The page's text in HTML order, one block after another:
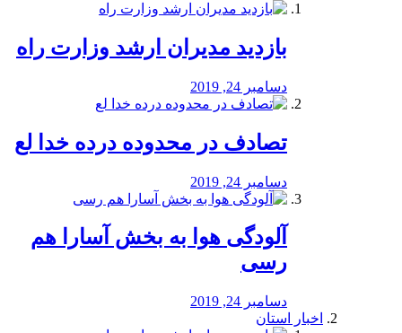
بازدید مدیران ارشد وزارت راه
دسامبر 24, 2019
تصادف در محدوده درده خدا لع
دسامبر 24, 2019
آلودگی هوا به بخش آسارا هم
رسی
دسامبر 24, 2019
اخبار استان